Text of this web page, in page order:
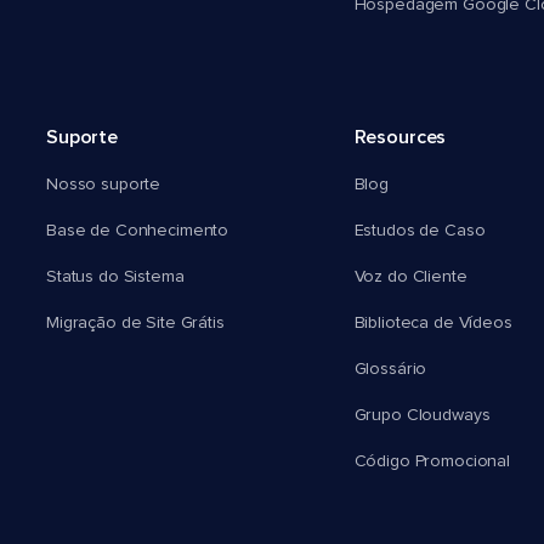
Hospedagem Google
Suporte
Nosso suporte
Base de Conhecimento
Status do Sistema
Migração de Site Grátis
Resources
Blog
Estudos de Caso
Voz do Cliente
Biblioteca de Vídeos
Glossário
Grupo Cloudways
Código Promocional